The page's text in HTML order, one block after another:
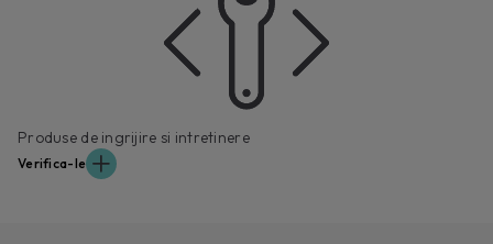
Produse de ingrijire si intretinere
Verifica-le